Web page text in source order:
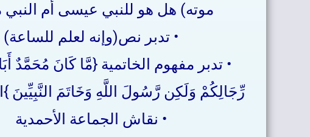
موته) هل هو للنبي عيسى أم
• تدبر نص(وإنه لعلم للساعة)
• تدبر مفهوم الخاتمية {مَّا كَانَ مُحَمَّدٌ
رِّجَالِكُمْ وَلَكِن رَّسُولَ اللَّهِ وَخَاتَمَ النَّبِيِّينَ
• نقاش الجماعة الأحمدية